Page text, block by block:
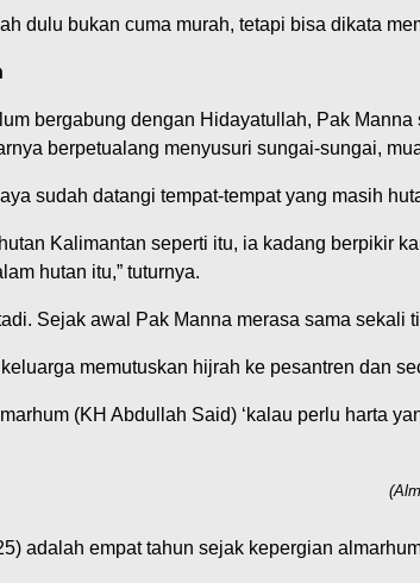
dulu bukan cuma murah, tetapi bisa dikata
bergabung dengan Hidayatullah, Pak
berpetualang menyusuri sungai-sungai,
sudah datangi tempat-tempat yang masih
Kalimantan seperti itu, ia kadang berpikir
hutan itu,” tuturnya.
Sejak awal Pak Manna merasa sama
memutuskan hijrah ke pesantren dan
(KH Abdullah Said) ‘kalau perlu harta
adalah empat tahun sejak kepergian